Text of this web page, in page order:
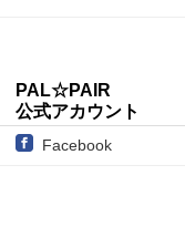
PAL☆PAIR
公式アカウント
Facebook